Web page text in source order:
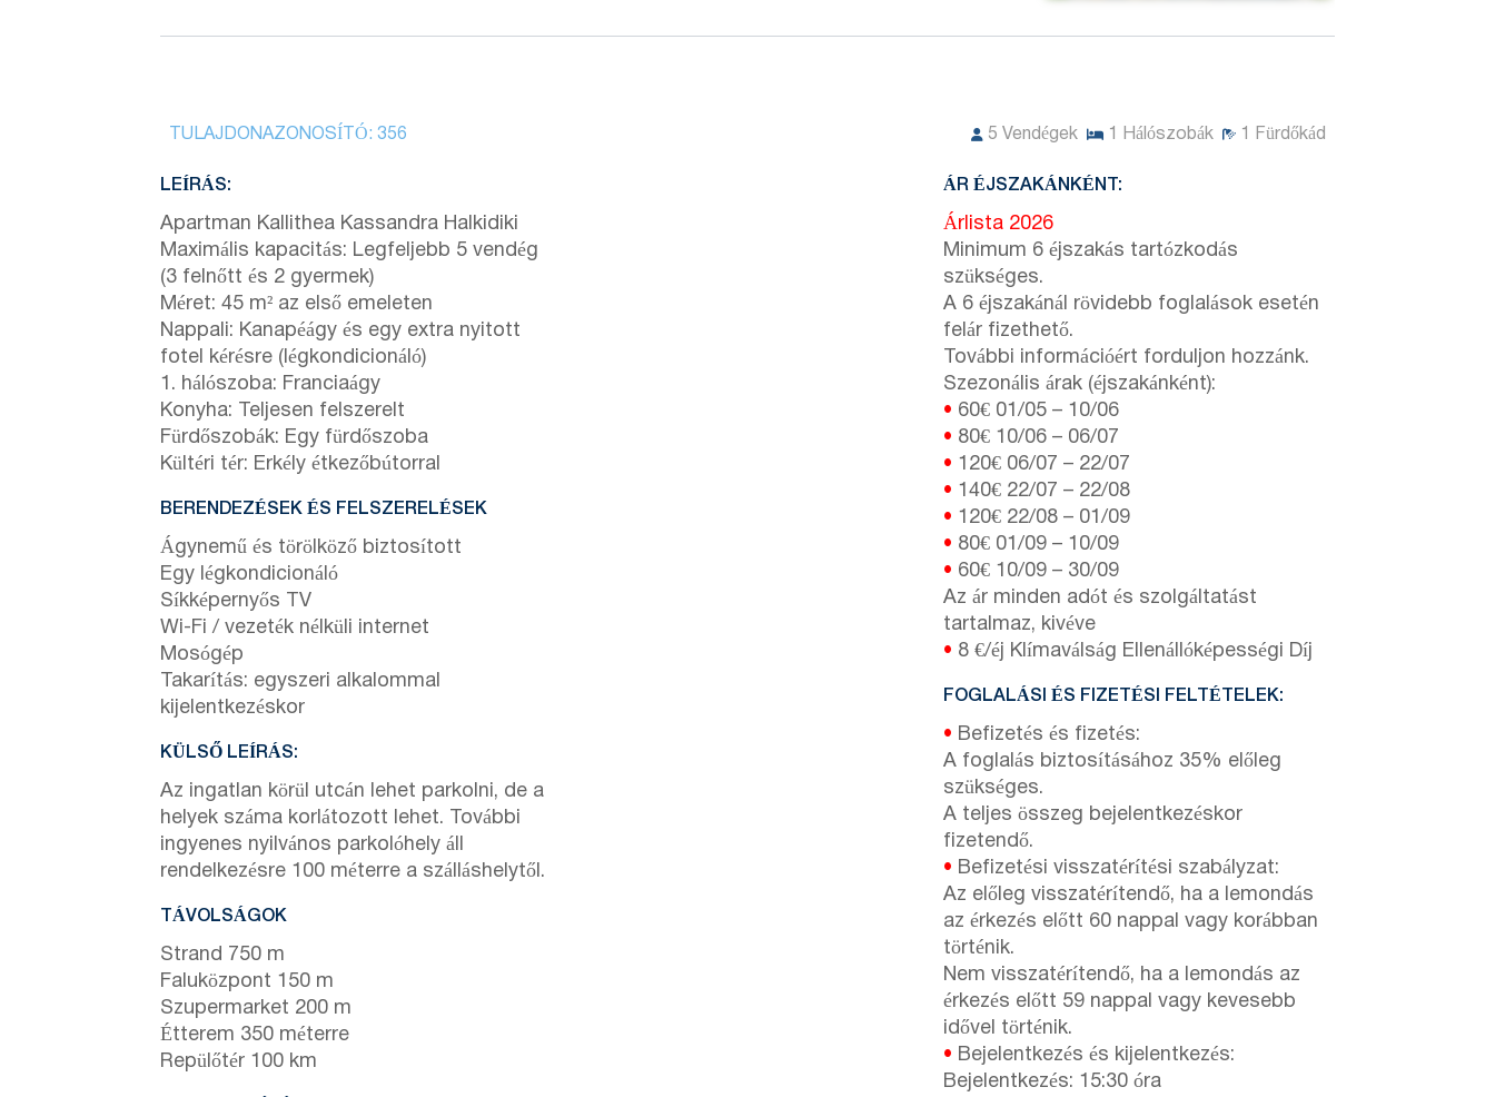
TULAJDONAZONOSÍTÓ: 356 5 Vendégek 1 Hálószobák 1 Fürdőkád
LEÍRÁS:
Apartman Kallithea Kassandra Halkidiki
Maximális kapacitás: Legfeljebb 5 vendég
(3 felnőtt és 2 gyermek)
Méret: 45 m² az első emeleten
Nappali: Kanapéágy és egy extra nyitott
fotel kérésre (légkondicionáló)
1. hálószoba: Franciaágy
Konyha: Teljesen felszerelt
Fürdőszobák: Egy fürdőszoba
Kültéri tér: Erkély étkezőbútorral
BERENDEZÉSEK ÉS FELSZERELÉSEK
Ágynemű és törölköző biztosított
Egy légkondicionáló
Síkképernyős TV
Wi-Fi / vezeték nélküli internet
Mosógép
Takarítás: egyszeri alkalommal
kijelentkezéskor
KÜLSŐ LEÍRÁS:
Az ingatlan körül utcán lehet parkolni, de a
helyek száma korlátozott lehet. További
ingyenes nyilvános parkolóhely áll
rendelkezésre 100 méterre a szálláshelytől.
TÁVOLSÁGOK
Strand 750 m
Faluközpont 150 m
Szupermarket 200 m
Étterem 350 méterre
Repülőtér 100 km
ÁR ÉJSZAKÁNKÉNT:
Árlista 2026
Minimum 6 éjszakás tartózkodás
szükséges.
A 6 éjszakánál rövidebb foglalások esetén
felár fizethető.
További információért forduljon hozzánk.
Szezonális árak (éjszakánként):
• 60€ 01/05 – 10/06
• 80€ 10/06 – 06/07
• 120€ 06/07 – 22/07
• 140€ 22/07 – 22/08
• 120€ 22/08 – 01/09
• 80€ 01/09 – 10/09
• 60€ 10/09 – 30/09
Az ár minden adót és szolgáltatást
tartalmaz, kivéve
• 8 €/éj Klímaválság Ellenállóképességi Díj
FOGLALÁSI ÉS FIZETÉSI FELTÉTELEK:
• Befizetés és fizetés:
A foglalás biztosításához 35% előleg
szükséges.
A teljes összeg bejelentkezéskor
fizetendő.
• Befizetési visszatérítési szabályzat:
Az előleg visszatérítendő, ha a lemondás
az érkezés előtt 60 nappal vagy korábban
történik.
Nem visszatérítendő, ha a lemondás az
érkezés előtt 59 nappal vagy kevesebb
idővel történik.
• Bejelentkezés és kijelentkezés:
Bejelentkezés: 15:30 óra